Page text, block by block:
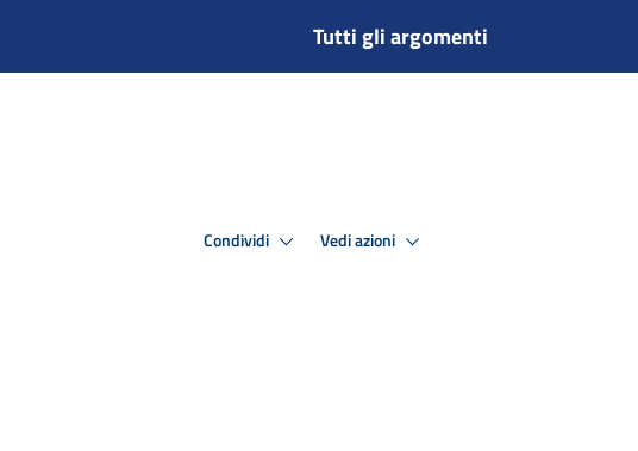
Tutti gli argomenti
Condividi Vedi azioni